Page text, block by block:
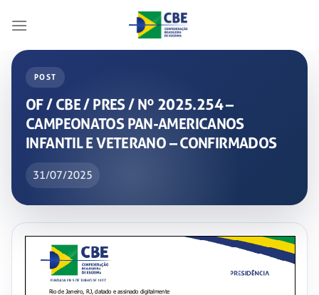
POST
OF / CBE / PRES / Nº 2025.254 –
CAMPEONATOS PAN-AMERICANOS
INFANTIL E VETERANO – CONFIRMADOS
31/07/2025